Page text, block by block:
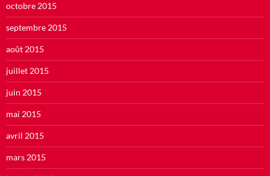
octobre 2015
septembre 2015
août 2015
juillet 2015
juin 2015
mai 2015
avril 2015
mars 2015